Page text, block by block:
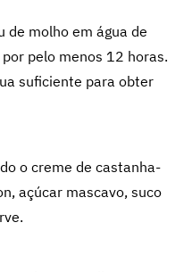
de molho em água de
pelo menos 12 horas.
suficiente para obter
o creme de castanha-
açúcar mascavo, suco